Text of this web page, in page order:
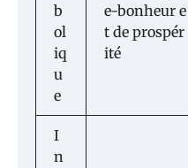
b
ol
iq
u
e
e-bonheur e
t de prospér
ité
I
n